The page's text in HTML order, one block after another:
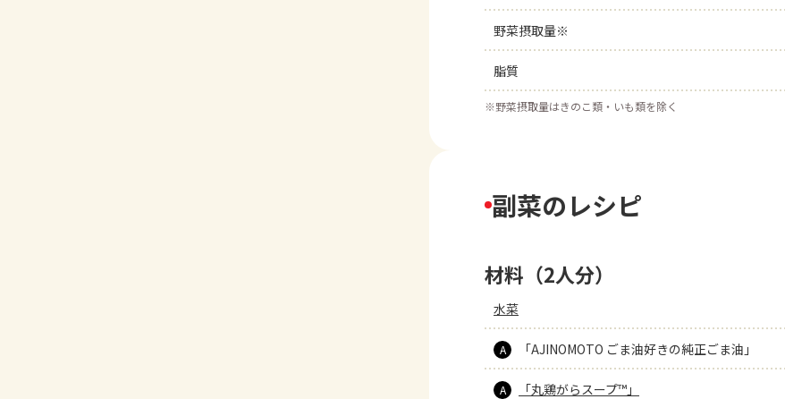
野菜摂取量※
脂質
※野菜摂取量はきのこ類・いも類を除く
副菜のレシピ
材料（2人分）
水菜
A 「AJINOMOTO ごま油好きの純正ごま油」
A 「丸鶏がらスープ™」